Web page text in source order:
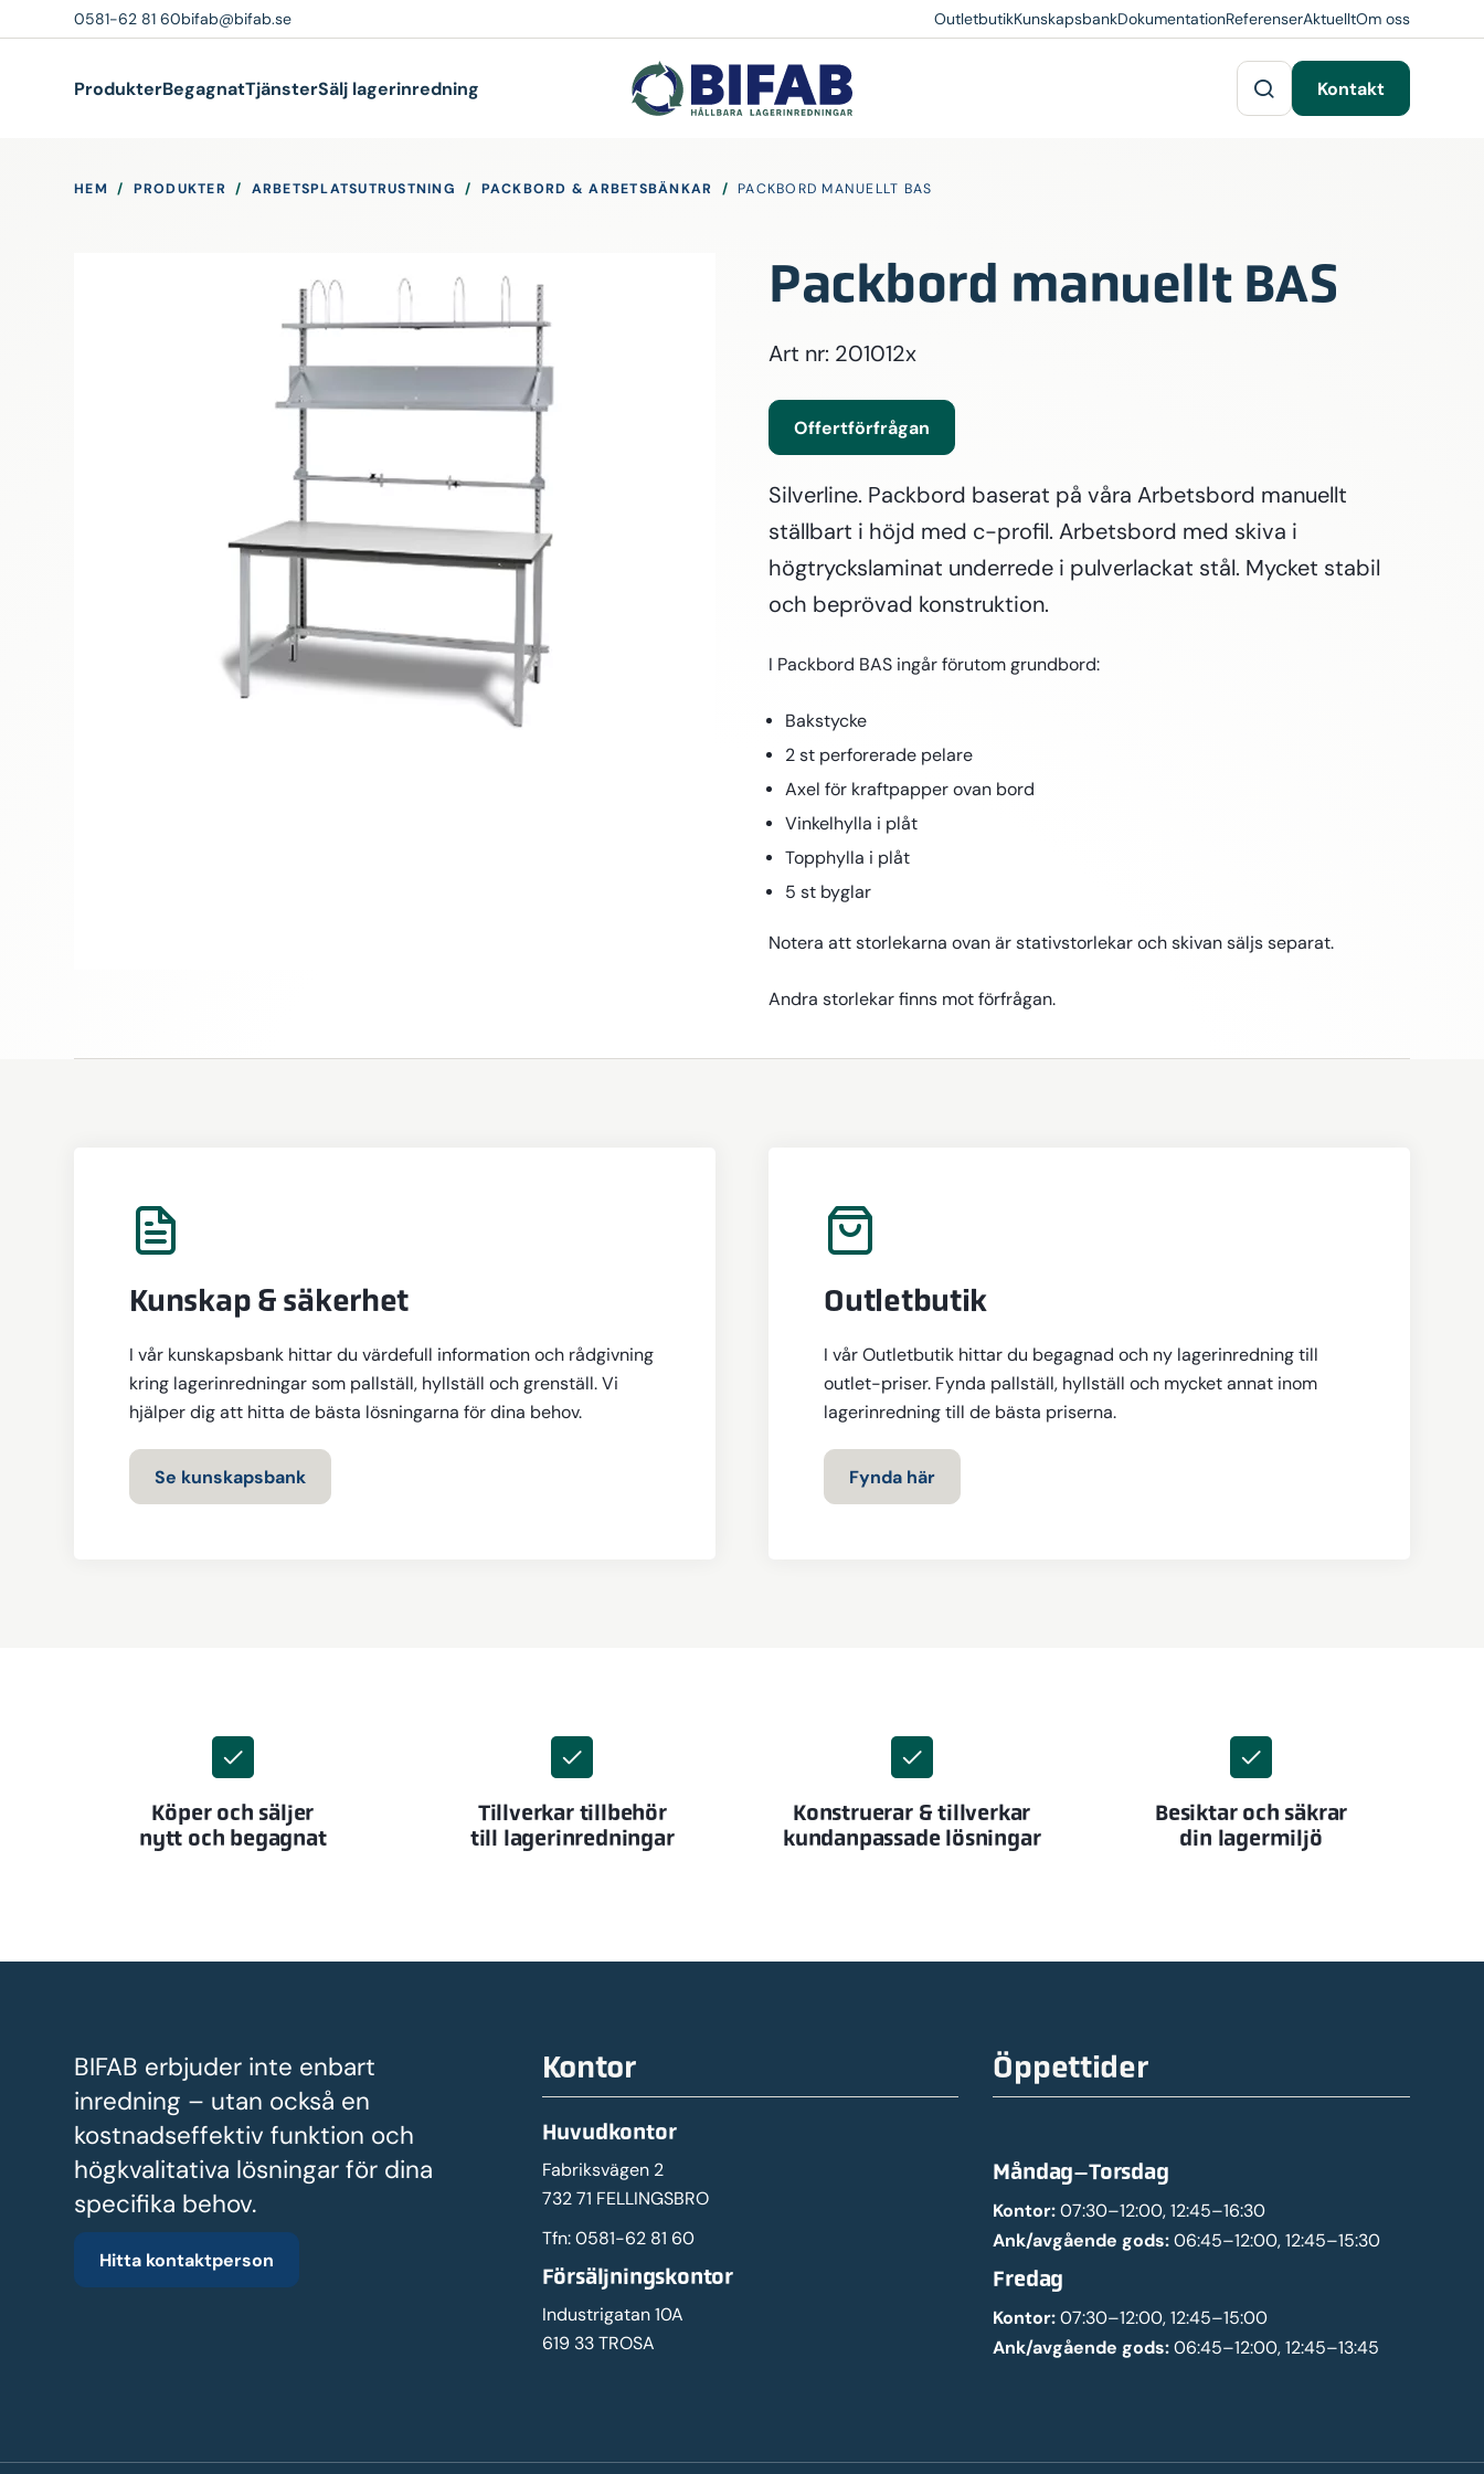
0581-62 81 60bifab@bifab.se OutletbutikKunskapsbankDokumentationReferenserAktuelltOm oss
ProdukterBegagnatTjänsterSälj lagerinredning Kontakt
HEM / PRODUKTER / ARBETSPLATSUTRUSTNING / PACKBORD & ARBETSBÄNKAR / PACKBORD MANUELLT BAS
Packbord manuellt BAS
Art nr: 201012x
Offertförfrågan
Silverline. Packbord baserat på våra Arbetsbord manuellt
ställbart i höjd med c-profil. Arbetsbord med skiva i
högtryckslaminat underrede i pulverlackat stål. Mycket stabil
och beprövad konstruktion.
I Packbord BAS ingår förutom grundbord:
Bakstycke
2 st perforerade pelare
Axel för kraftpapper ovan bord
Vinkelhylla i plåt
Topphylla i plåt
5 st byglar
Notera att storlekarna ovan är stativstorlekar och skivan säljs separat.
Andra storlekar finns mot förfrågan.
Kunskap & säkerhet
I vår kunskapsbank hittar du värdefull information och rådgivning
kring lagerinredningar som pallställ, hyllställ och grenställ. Vi
hjälper dig att hitta de bästa lösningarna för dina behov.
Se kunskapsbank
Outletbutik
I vår Outletbutik hittar du begagnad och ny lagerinredning till
outlet-priser. Fynda pallställ, hyllställ och mycket annat inom
lagerinredning till de bästa priserna.
Fynda här
Köper och säljer
nytt och begagnat
Tillverkar tillbehör
till lagerinredningar
Konstruerar & tillverkar
kundanpassade lösningar
Besiktar och säkrar
din lagermiljö
BIFAB erbjuder inte enbart
inredning – utan också en
kostnadseffektiv funktion och
högkvalitativa lösningar för dina
specifika behov.
Hitta kontaktperson
Kontor
Huvudkontor
Fabriksvägen 2
732 71 FELLINGSBRO
Tfn: 0581-62 81 60
Försäljningskontor
Industrigatan 10A
619 33 TROSA
Öppettider
Måndag–Torsdag
Kontor: 07:30–12:00, 12:45–16:30
Ank/avgående gods: 06:45–12:00, 12:45–15:30
Fredag
Kontor: 07:30–12:00, 12:45–15:00
Ank/avgående gods: 06:45–12:00, 12:45–13:45